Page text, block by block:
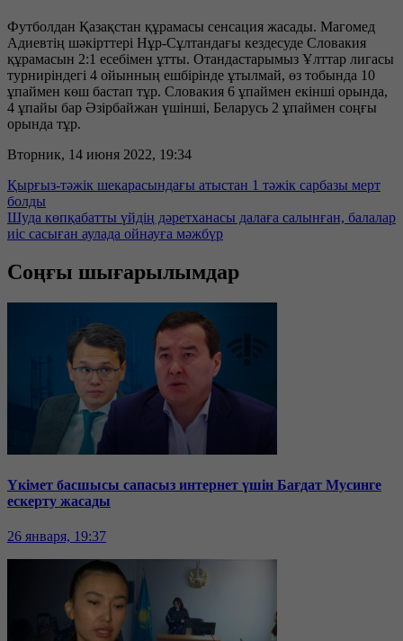
Футболдан Қазақстан құрамасы сенсация жасады. Магомед
Адиевтің шәкірттері Нұр-Сұлтандағы кездесуде Словакия
құрамасын 2:1 есебімен ұтты. Отандастарымыз Ұлттар лигасы
турниріндегі 4 ойынның ешбірінде ұтылмай, өз тобында 10
ұпаймен көш бастап тұр. Словакия 6 ұпаймен екінші орында,
4 ұпайы бар Әзірбайжан үшінші, Беларусь 2 ұпаймен соңғы
орында тұр.
Вторник, 14 июня 2022, 19:34
Қырғыз-тәжік шекарасындағы атыстан 1 тәжік сарбазы мерт
болды
Шуда көпқабатты үйдің дәретханасы далаға салынған, балалар
иіс сасыған аулада ойнауға мәжбүр
Соңғы шығарылымдар
Үкімет басшысы сапасыз интернет үшін Бағдат Мусинге
ескерту жасады
26 января, 19:37